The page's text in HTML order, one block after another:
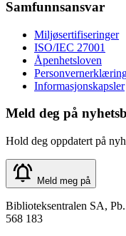
Samfunnsansvar
Miljøsertifiseringer
ISO/IEC 27001
Åpenhetsloven
Informasjonskapsler
Meld deg på
Hold deg oppdatert på
Meld meg på
Biblioteksentralen SA,
568 183